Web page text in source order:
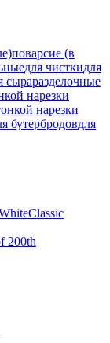
поварсие (в
для чисткидля
сыраразделочные
нарезки
нарезки
бутербродовдля
Classic
200th